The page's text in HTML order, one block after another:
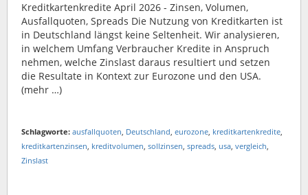
Kreditkartenkredite April 2026 - Zinsen, Volumen,
Ausfallquoten, Spreads Die Nutzung von Kreditkarten ist
in Deutschland längst keine Seltenheit. Wir analysieren,
in welchem Umfang Verbraucher Kredite in Anspruch
nehmen, welche Zinslast daraus resultiert und setzen
die Resultate in Kontext zur Eurozone und den USA.
(mehr …)
Schlagworte: ausfallquoten, Deutschland, eurozone, kreditkartenkredite,
kreditkartenzinsen, kreditvolumen, sollzinsen, spreads, usa, vergleich,
Zinslast